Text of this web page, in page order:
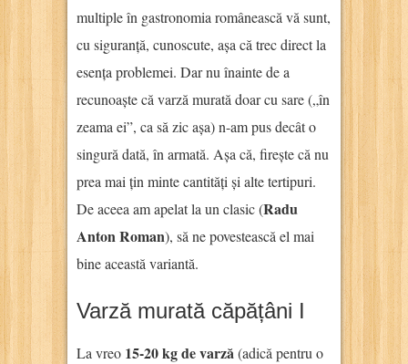
multiple în gastronomia românească vă sunt,
cu siguranță, cunoscute, așa că trec direct la
esența problemei. Dar nu înainte de a
recunoaște că varză murată doar cu sare („în
zeama ei”, ca să zic așa) n-am pus decât o
singură dată, în armată. Așa că, firește că nu
prea mai țin minte cantități și alte tertipuri.
De aceea am apelat la un clasic (Radu
Anton Roman), să ne povestească el mai
bine această variantă.
Varză murată căpățâni I
La vreo 15-20 kg de varză(adică pentru o